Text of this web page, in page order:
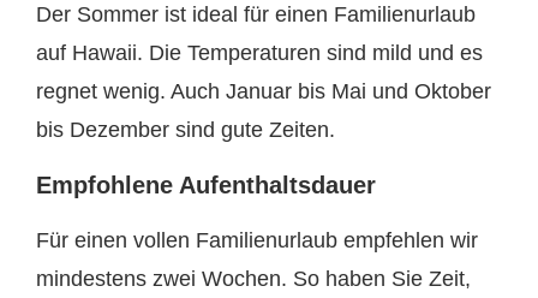
Der Sommer ist ideal für einen Familienurlaub
auf Hawaii. Die Temperaturen sind mild und es
regnet wenig. Auch Januar bis Mai und Oktober
bis Dezember sind gute Zeiten.
Empfohlene Aufenthaltsdauer
Für einen vollen Familienurlaub empfehlen wir
mindestens zwei Wochen. So haben Sie Zeit,